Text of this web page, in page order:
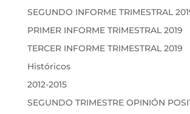
SEGUNDO INFORME TRIMESTRAL
PRIMER INFORME TRIMESTRAL 2019
TERCER INFORME TRIMESTRAL 2019
Históricos
2012-2015
SEGUNDO TRIMESTRE OPINIÓN